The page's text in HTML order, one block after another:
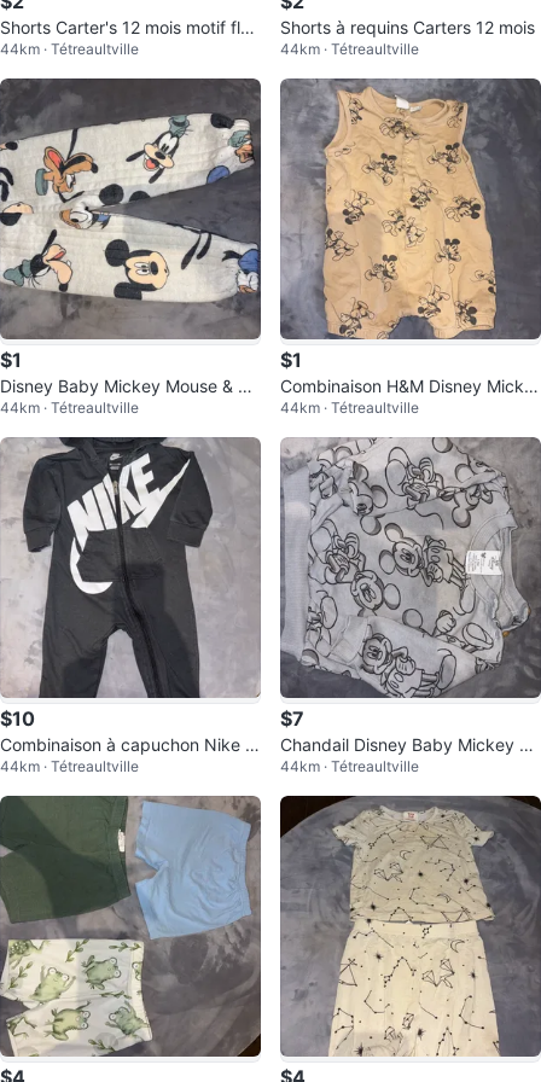
Shorts Carter's 12 mois motif flor
al
44km · Tétreaultville
Shorts à requins Carters 12 mois
44km · Tétreaultville
$1
Disney Baby Mickey Mouse & Fri
ends Pyjama Pants Size 12M
44km · Tétreaultville
$1
Combinaison H&M Disney Micke
y Mouse 12 mois
44km · Tétreaultville
$10
Combinaison à capuchon Nike p
our bébé
44km · Tétreaultville
$7
Chandail Disney Baby Mickey M
ouse gris 12 mois
44km · Tétreaultville